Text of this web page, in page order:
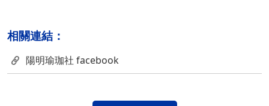
相關連結：
陽明瑜珈社 facebook